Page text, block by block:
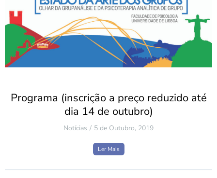
Programa (inscrição a preço reduzido até
dia 14 de outubro)
Notícias 5 de Outubro, 2019
Ler Mais